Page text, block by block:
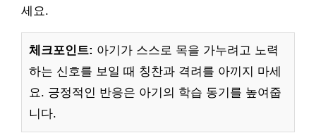
세요.
체크포인트: 아기가 스스로 목을 가누려고 노력
하는 신호를 보일 때 칭찬과 격려를 아끼지 마세
요. 긍정적인 반응은 아기의 학습 동기를 높여줍
니다.